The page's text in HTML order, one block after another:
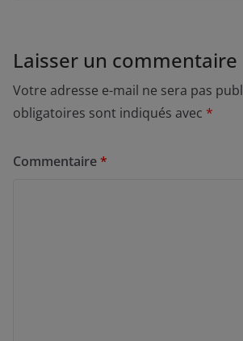
Laisser un commentaire
Votre adresse e-mail ne sera pas
obligatoires sont indiqués avec *
Commentaire*